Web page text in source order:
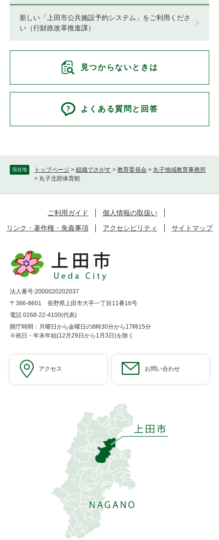
現在地 トップページ > 組織でさがす > 教育委員会 > 丸子地域教育事務所
> 丸子北部体育館
新しい「上田市公共施設予約システム」をご利用くださ
い（行財政改革推進課）
見つからないときは
よくある質問と回答
ご利用ガイド
個人情報の取扱い
リンク・著作権・免責事項
アクセシビリティ サイトマップ
法人番号:2000020202037
〒386-8601 長野県上田市大手一丁目11番16号
電話 0268-22-4100(代表)
開庁時間：月曜日から金曜日の8時30分から17時15分
※祝日・年末年始(12月29日から1月3日)を除く
アクセス お問い合わせ